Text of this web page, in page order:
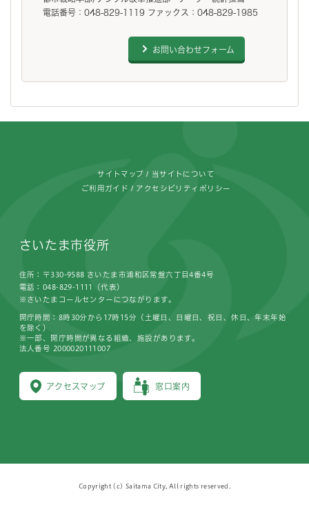
電話番号：048-829-1119 ファックス：048-829-1985
お問い合わせフォーム
サイトマップ 当サイトについて
ご利用ガイド アクセシビリティポリシー
さいたま市役所
住所：〒330-9588 さいたま市浦和区常盤六丁目4番4号
電話：048-829-1111（代表）
※さいたまコールセンターにつながります。
アクセスマップ 窓口案内
開庁時間：8時30分から17時15分（土曜日、日曜日、祝日、休日、年末年始
を除く）
※一部、開庁時間が異なる組織、施設があります。
法人番号 2000020111007
Copyright (c) Saitama City, All rights reserved.